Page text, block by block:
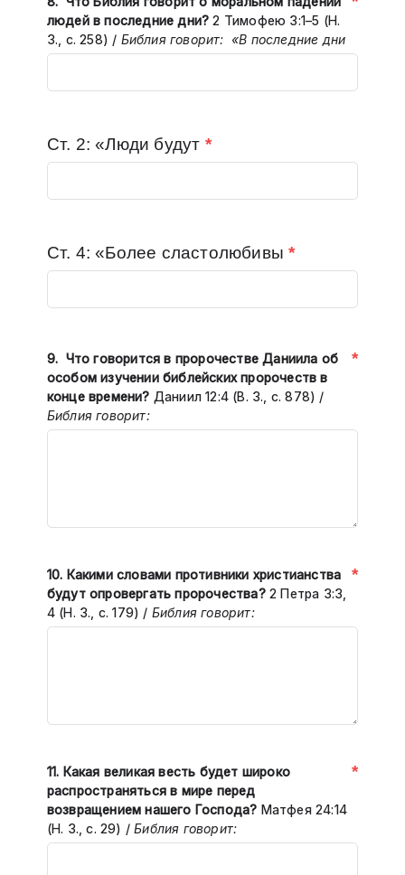
людей в последние дни?2 Тимофею 3:1–5 (Н.
З., с. 258) / Библия говорит: «В последние дни
Ст. 2: «Люди будут *
Ст. 4: «Более сластолюбивы*
9. Что говорится в пророчестве Даниила об
особом изучении библейских пророчеств в
конце времени? Даниил 12:4 (В. З., с. 878) /
Библия говорит:
*
10. Какими словами противники христианства
будут опровергать пророчества?2 Петра 3:3,
4 (Н. З., с. 179) / Библия говорит:
*
11. Какая великая весть будет широко
распространяться в мире перед
возвращением нашего Господа? Матфея 24:14
(Н. З., с. 29) /Библия говорит:
*